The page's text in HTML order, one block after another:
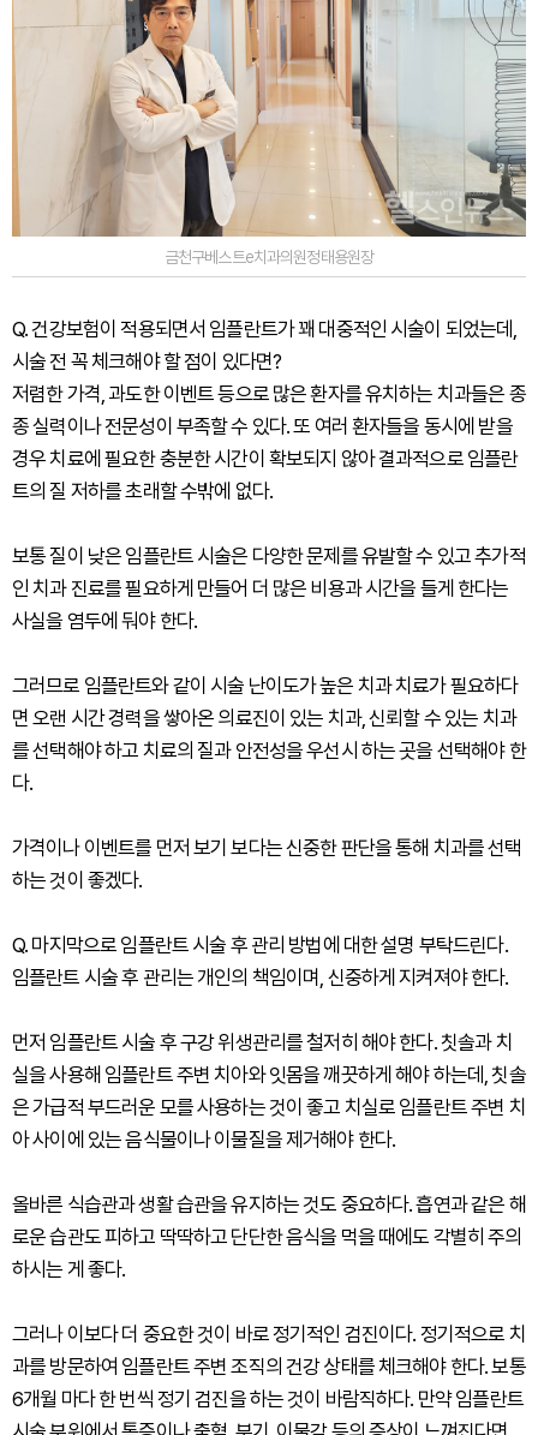
금천구베스트e치과의원정태용원장
Q. 건강보험이 적용되면서 임플란트가 꽤 대중적인 시술이 되었는데,
시술 전 꼭 체크해야 할 점이 있다면?
저렴한 가격, 과도한 이벤트 등으로 많은 환자를 유치하는 치과들은 종
종 실력이나 전문성이 부족할 수 있다. 또 여러 환자들을 동시에 받을
경우 치료에 필요한 충분한 시간이 확보되지 않아 결과적으로 임플란
트의 질 저하를 초래할 수밖에 없다.
보통 질이 낮은 임플란트 시술은 다양한 문제를 유발할 수 있고 추가적
인 치과 진료를 필요하게 만들어 더 많은 비용과 시간을 들게 한다는
사실을 염두에 둬야 한다.
그러므로 임플란트와 같이 시술 난이도가 높은 치과 치료가 필요하다
면 오랜 시간 경력을 쌓아온 의료진이 있는 치과, 신뢰할 수 있는 치과
를 선택해야 하고 치료의 질과 안전성을 우선시 하는 곳을 선택해야 한
다.
가격이나 이벤트를 먼저 보기 보다는 신중한 판단을 통해 치과를 선택
하는 것이 좋겠다.
Q. 마지막으로 임플란트 시술 후 관리 방법에 대한 설명 부탁드린다.
임플란트 시술 후 관리는 개인의 책임이며, 신중하게 지켜져야 한다.
먼저 임플란트 시술 후 구강 위생관리를 철저히 해야 한다. 칫솔과 치
실을 사용해 임플란트 주변 치아와 잇몸을 깨끗하게 해야 하는데, 칫솔
은 가급적 부드러운 모를 사용하는 것이 좋고 치실로 임플란트 주변 치
아 사이에 있는 음식물이나 이물질을 제거해야 한다.
올바른 식습관과 생활 습관을 유지하는 것도 중요하다. 흡연과 같은 해
로운 습관도 피하고 딱딱하고 단단한 음식을 먹을 때에도 각별히 주의
하시는 게 좋다.
그러나 이보다 더 중요한 것이 바로 정기적인 검진이다. 정기적으로 치
과를 방문하여 임플란트 주변 조직의 건강 상태를 체크해야 한다. 보통
6개월 마다 한 번씩 정기 검진을 하는 것이 바람직하다. 만약 임플란트